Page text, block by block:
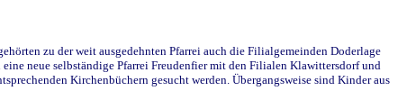
zu der weit ausgedehnten Pfarrei auch die Filialgemeinden Doderlage
neue selbständige Pfarrei Freudenfier mit den Filialen Klawittersdorf und
Kirchenbüchern gesucht werden. Übergangsweise sind Kinder aus